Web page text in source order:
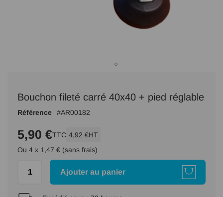
début
d’images
Bouchon fileté carré 40x40 + pied réglable
Référence AR00182
5,90 €TTC 4,92 €HT
Ou 4 x 1,47 € (sans frais)
Ajouter au panier